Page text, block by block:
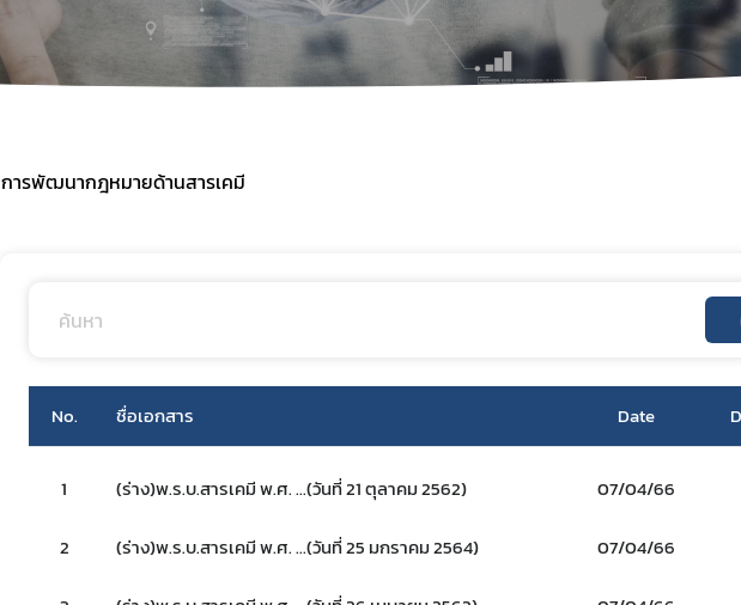
อนุกรรมการวิชาการ
คำสั่งแต่งตั้ง
รายงานการประชุมคณะกรรมการแห่งชาติ
ข่าวสารความปลอดภัยด้านเคมีวัตถุ
ทำเนียบสารเคมี
การพัฒนากฎหมายด้านสารเคมี
No. ชื่อเอกสาร Date
1 (ร่าง)พ.ร.บ.สารเคมี พ.ศ. ...(วันที่ 21 ตุลาคม 2562) 07/04/66
2 (ร่าง)พ.ร.บ.สารเคมี พ.ศ. ...(วันที่ 25 มกราคม 2564) 07/04/66
Subscribe
เลือกหัวข้อที่ท่านต้องการ Subscribe
covid ฝ่ายคลัง